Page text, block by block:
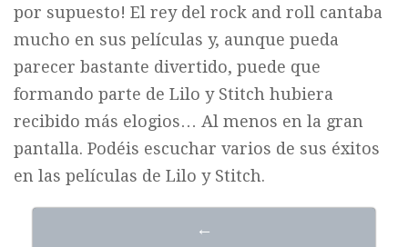
por supuesto! El rey del rock and roll cantaba
mucho en sus películas y, aunque pueda
parecer bastante divertido, puede que
formando parte de Lilo y Stitch hubiera
recibido más elogios… Al menos en la gran
pantalla. Podéis escuchar varios de sus éxitos
en las películas de Lilo y Stitch.
←